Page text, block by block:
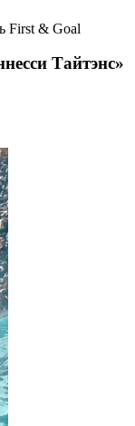
First & Goal
Тайтэнс»